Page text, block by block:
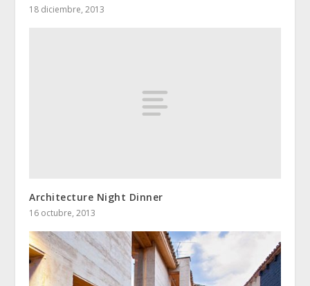
18 diciembre, 2013
Architecture Night Dinner
16 octubre, 2013